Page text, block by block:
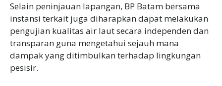
Selain peninjauan lapangan, BP Batam bersama
instansi terkait juga diharapkan dapat melakukan
pengujian kualitas air laut secara independen dan
transparan guna mengetahui sejauh mana
dampak yang ditimbulkan terhadap lingkungan
pesisir.